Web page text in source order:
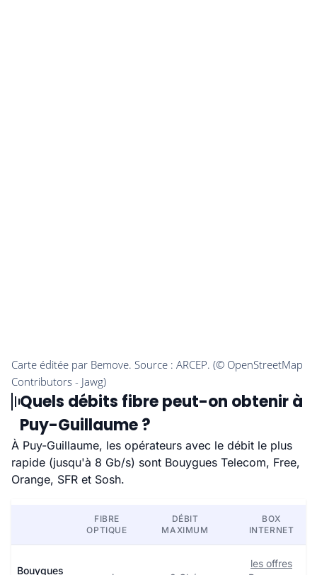
Quels débits fibre peut-on obtenir à
Puy-Guillaume ?
À Puy-Guillaume, les opérateurs avec le débit le plus
rapide (jusqu'à 8 Gb/s) sont Bouygues Telecom, Free,
Orange, SFR et Sosh.
FIBRE
OPTIQUE
DÉBIT
MAXIMUM
BOX
INTERNET
Bouygues
les offres